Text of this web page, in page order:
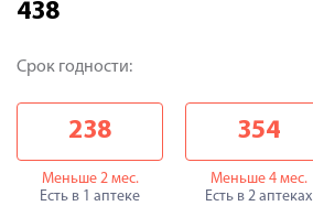
438
Срок годности:
238
Меньше 2 мес.
Есть в 1 аптеке
354
Меньше 4 мес.
Есть в 2 аптеках